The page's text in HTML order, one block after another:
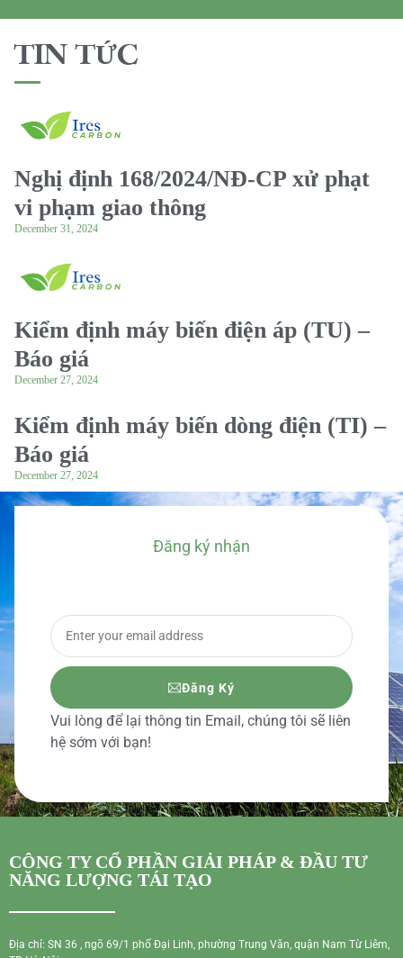
TIN TỨC
Nghị định 168/2024/NĐ-CP xử phạt
vi phạm giao thông
December 31, 2024
Kiểm định máy biến điện áp (TU) –
Báo giá
December 27, 2024
Kiểm định máy biến dòng điện (TI) –
Báo giá
December 27, 2024
Đăng ký nhận
Đăng Ký
Vui lòng để lại thông tin Email, chúng tôi sẽ liên
hệ sớm với bạn!
CÔNG TY CỔ PHẦN GIẢI PHÁP & ĐẦU TƯ
NĂNG LƯỢNG TÁI TẠO
Địa chỉ: SN 36 , ngõ 69/1 phố Đại Linh, phường Trung Văn, quận Nam Từ Liêm,